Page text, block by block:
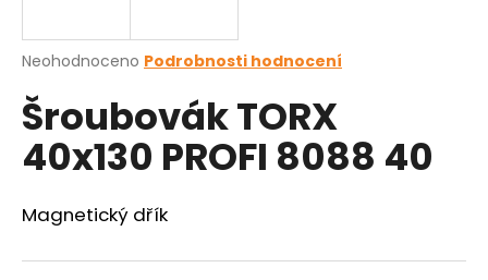
Průměrné
produktu
je
0,0
z
hvězdiček.
Neohodnoceno Podrobnosti hodnocení
Šroubovák TORX
40x130 PROFI 8088 40
Magnetický dřík
j
t
?